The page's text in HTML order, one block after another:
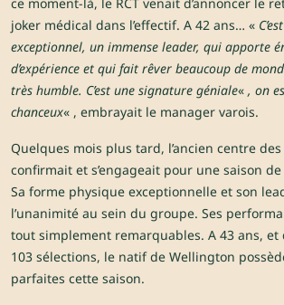
joker médical dans l’effectif. A 42 ans… «
exceptionnel, un immense leader, qui apporte
d’expérience et qui fait rêver beaucoup de
très humble. C’est une signature géniale« , on
chanceux« , embrayait le manager varois.
Quelques mois plus tard, l’ancien centre des
confirmait et s’engageait pour une saison
Sa forme physique exceptionnelle et son
l’unanimité au sein du groupe. Ses
tout simplement remarquables. A 43 ans, et
103 sélections, le natif de Wellington
parfaites cette saison.